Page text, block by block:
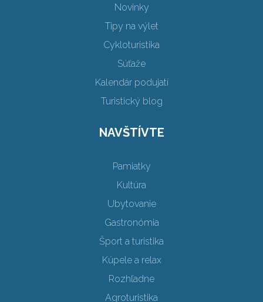
Novinky
Tipy na výlet
Cykloturistika
Súťaže
Kalendár podujatí
Turistický blog
NAVŠTÍVTE
Pamiatky
Kultúra
Ubytovanie
Gastronómia
Šport a turistika
Kúpele a relax
Rozhľadne
Agroturistika